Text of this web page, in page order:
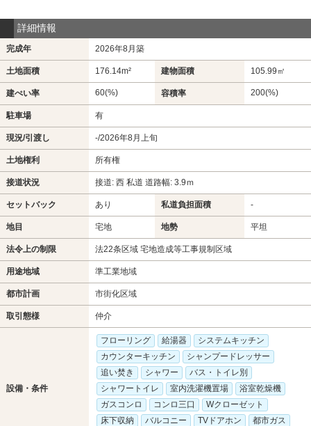
詳細情報
完成年 2026年8月築
土地面積 176.14m² 建物面積 105.99㎡
建ぺい率 60(%) 容積率 200(%)
駐車場 有
現況/引渡し -/2026年8月上旬
土地権利 所有権
接道状況 接道: 西 私道 道路幅: 3.9ｍ
セットバック あり 私道負担面積 -
地目 宅地 地勢 平坦
法令上の制限 法22条区域 宅地造成等工事規制区域
用途地域 準工業地域
都市計画 市街化区域
取引態様 仲介
設備・条件
フローリング 給湯器
システムキッチン
カウンターキッチン
シャンプードレッサー
追い焚き
シャワー
バス・トイレ別
シャワートイレ
室内洗濯機置場
浴室乾燥機
ガスコンロ
コンロ三口
Wクローゼット
床下収納
バルコニー TVドアホン
都市ガス